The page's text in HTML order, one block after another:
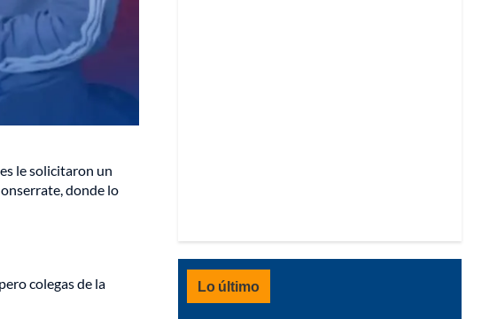
le solicitaron un
donde lo
colegas de la
Lo último